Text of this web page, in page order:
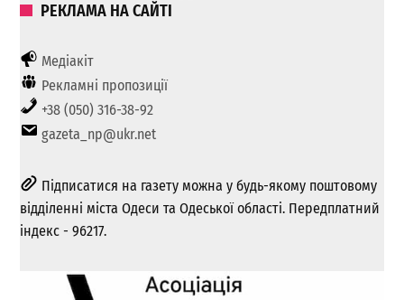
РЕКЛАМА НА САЙТІ
Медіакіт
Рекламні пропозиції
+38 (050) 316-38-92
gazeta_np@ukr.net
Підписатися на газету можна у будь-якому поштовому
відділенні міста Одеси та Одеської області. Передплатний
індекс - 96217.